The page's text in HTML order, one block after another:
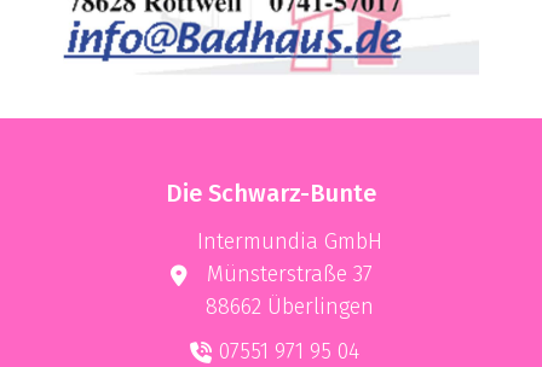
Die Schwarz-Bunte
Intermundia GmbH
Münsterstraße 37
88662 Überlingen
07551 971 95 04